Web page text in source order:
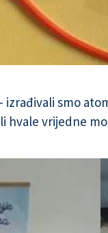
izrađivali smo
hvale vrijedne